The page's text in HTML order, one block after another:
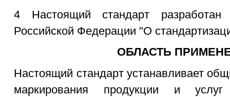
4 Настоящий стандарт
Российской Федерации "О
ОБЛАСТЬ
Настоящий стандарт устанавливает
маркирования продукции и услуг